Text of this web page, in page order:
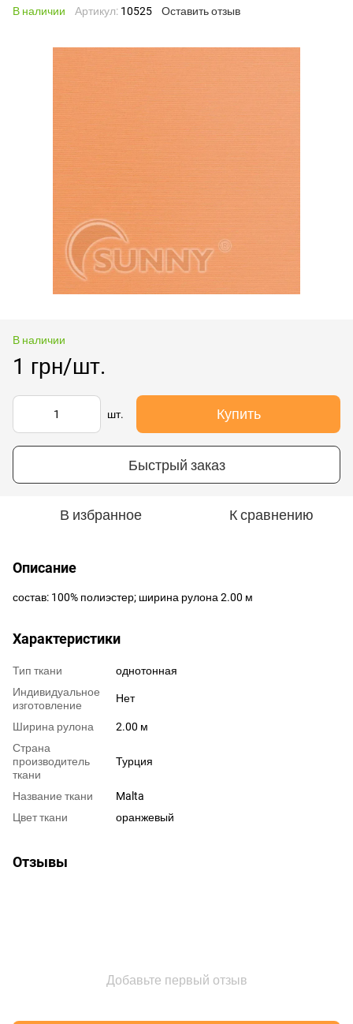
В наличии Артикул: 10525 Оставить отзыв
В наличии
1 грн/шт.
шт. Купить
Быстрый заказ
В избранное К сравнению
Описание
состав: 100% полиэстер; ширина рулона 2.00 м
Характеристики
Тип ткани
однотонная
Индивидуальное
изготовление
Нет
Ширина рулона
2.00 м
Страна
производитель
ткани
Турция
Название ткани
Malta
Цвет ткани
оранжевый
Отзывы
Добавьте первый отзыв